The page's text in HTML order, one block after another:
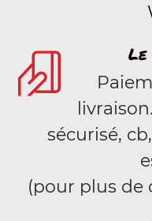
Le
sécurisé,
(pour plus de